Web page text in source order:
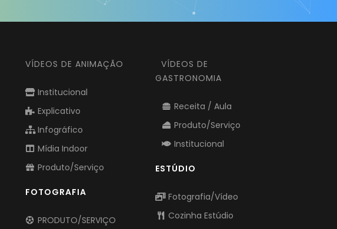
VÍDEOS DE ANIMAÇÃO
Institucional
Explicativo
Infográfico
Mídia Indoor
Produto/Serviço
FOTOGRAFIA
PRODUTO/SERVIÇO
VÍDEOS DE
GASTRONOMIA
Receita / Aula
Produto/Serviço
Institucional
ESTÚDIO
Fotografia/Vídeo
Cozinha Estúdio